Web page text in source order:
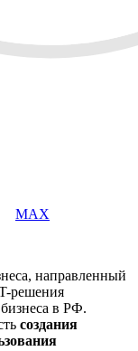
MAX
направленный
решения
в РФ.
создания